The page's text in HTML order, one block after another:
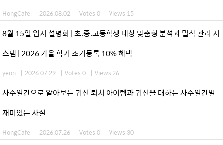
HongCafe | 2026.08.02 | Votes 0 | Views 15
8월 15일 입시 설명회 | 초.중.고등학생 대상 맞춤형 분석과 밀착 관리 시
스템 | 2026 가을 학기 조기등록 10% 혜택
yeon | 2026.07.29 | Votes 0 | Views 26
사주일간으로 알아보는 귀신 퇴치 아이템과 귀신을 대하는 사주일간별
재미있는 사실
HongCafe | 2026.07.26 | Votes 0 | Views 30